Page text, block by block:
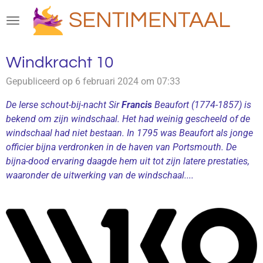
direct
de
hoofdinhoud
SENTIMENTAAL
Windkracht 10
Gepubliceerd op 6 februari 2024 om 07:33
De Ierse schout-bij-nacht SirFrancis Beaufort (1774-1857) is
bekend om zijn windschaal. Het had weinig gescheeld of de
windschaal had niet bestaan. In 1795 was Beaufort als jonge
officier bijna verdronken in de haven van Portsmouth. De
bijna-dood ervaring daagde hem uit tot zijn latere prestaties,
waaronder de uitwerking van de windschaal....